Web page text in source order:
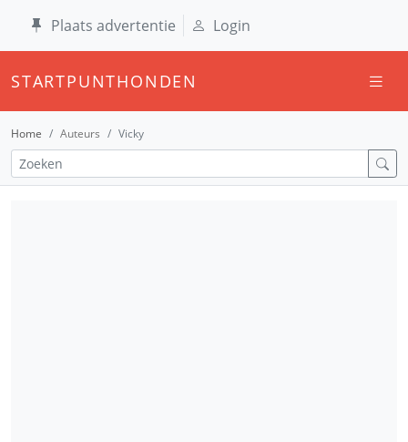
Plaats advertentie Login
STARTPUNTHONDEN
Home Auteurs Vicky